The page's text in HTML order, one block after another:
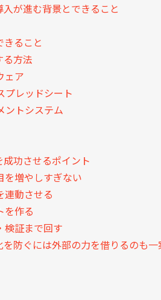
が進む背景とできること
きること
る方法
ェア
プレッドシート
ントシステム
功させるポイント
を増やしすぎない
連動させる
を作る
検証まで回す
防ぐには外部の力を借りるのも一